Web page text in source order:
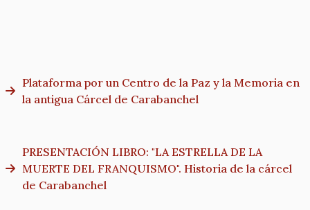
Plataforma por un Centro de la Paz y la Memoria en
la antigua Cárcel de Carabanchel
PRESENTACIÓN LIBRO: "LA ESTRELLA DE LA
MUERTE DEL FRANQUISMO". Historia de la cárcel
de Carabanchel